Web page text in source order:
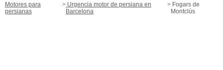
Motores para
persianas
Urgencia motor de persiana en
Barcelona
Fogars de
Montclús